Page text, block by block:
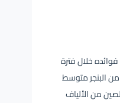
خلال فترة
البنجر متوسط
من الألياف